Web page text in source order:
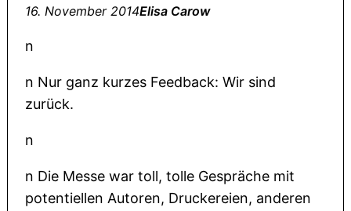
16. November 2014Elisa Carow
n
n Nur ganz kurzes Feedback: Wir sind
zurück.
n
n Die Messe war toll, tolle Gespräche mit
potentiellen Autoren, Druckereien, anderen